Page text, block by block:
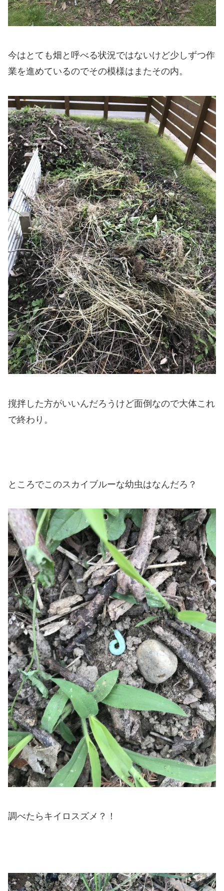
今はとても畑と呼べる状況ではないけど少しずつ作
業を進めているのでその模様はまたその内。
撹拌した方がいいんだろうけど面倒なので大体これ
で終わり。
ところでこのスカイブルーな幼虫はなんだろ？
調べたらキイロスズメ？！